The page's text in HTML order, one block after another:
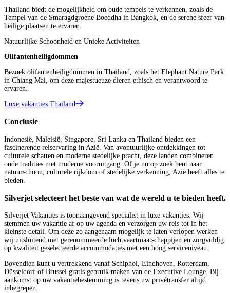
Thailand biedt de mogelijkheid om oude tempels te verkennen, zoals de
Tempel van de Smaragdgroene Boeddha in Bangkok, en de serene sfeer van
heilige plaatsen te ervaren.
Natuurlijke Schoonheid en Unieke Activiteiten
Olifantenheiligdommen
Bezoek olifantenheiligdommen in Thailand, zoals het Elephant Nature Park
in Chiang Mai, om deze majestueuze dieren ethisch en verantwoord te
ervaren.
Luxe vakanties Thailand
Conclusie
Indonesië, Maleisië, Singapore, Sri Lanka en Thailand bieden een
fascinerende reiservaring in Azië. Van avontuurlijke ontdekkingen tot
culturele schatten en moderne stedelijke pracht, deze landen combineren
oude tradities met moderne vooruitgang. Of je nu op zoek bent naar
natuurschoon, culturele rijkdom of stedelijke verkenning, Azië heeft alles te
bieden.
Silverjet selecteert het beste van wat de wereld u te bieden heeft.
Silverjet Vakanties is toonaangevend specialist in luxe vakanties. Wij
stemmen uw vakantie af op uw agenda en verzorgen uw reis tot in het
kleinste detail. Om deze zo aangenaam mogelijk te laten verlopen werken
wij uitsluitend met gerenommeerde luchtvaartmaatschappijen en zorgvuldig
op kwaliteit geselecteerde accommodaties met een hoog serviceniveau.
Bovendien kunt u vertrekkend vanaf Schiphol, Eindhoven, Rotterdam,
Düsseldorf of Brussel gratis gebruik maken van de Executive Lounge. Bij
aankomst op uw vakantiebestemming is tevens uw privétransfer altijd
inbegrepen.